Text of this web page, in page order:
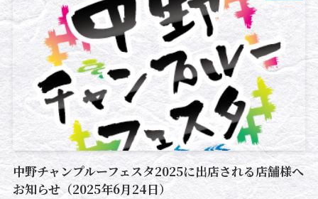
中野チャンプルーフェスタ2025に出店される店舗様へ
お知らせ（2025年6月24日）